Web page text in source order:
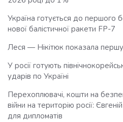
Україна готується до першого
нової балістичної ракети FP-7
Леся — Нікітюк показала
У росії готують
ударів по Україні
Перехоплювачі, кошти на
війни на територію росії:
для дипломатів